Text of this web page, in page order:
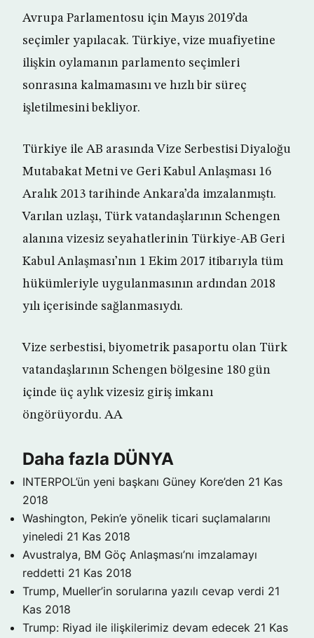
Avrupa Parlamentosu için Mayıs 2019’da
seçimler yapılacak. Türkiye, vize muafiyetine
ilişkin oylamanın parlamento seçimleri
sonrasına kalmamasını ve hızlı bir süreç
işletilmesini bekliyor.
Türkiye ile AB arasında Vize Serbestisi Diyaloğu
Mutabakat Metni ve Geri Kabul Anlaşması 16
Aralık 2013 tarihinde Ankara’da imzalanmıştı.
Varılan uzlaşı, Türk vatandaşlarının Schengen
alanına vizesiz seyahatlerinin Türkiye-AB Geri
Kabul Anlaşması’nın 1 Ekim 2017 itibarıyla tüm
hükümleriyle uygulanmasının ardından 2018
yılı içerisinde sağlanmasıydı.
Vize serbestisi, biyometrik pasaportu olan Türk
vatandaşlarının Schengen bölgesine 180 gün
içinde üç aylık vizesiz giriş imkanı
öngörüyordu. AA
Daha fazla DÜNYA
INTERPOL’ün yeni başkanı Güney Kore’den 21 Kas
2018
Washington, Pekin’e yönelik ticari suçlamalarını
yineledi 21 Kas 2018
Avustralya, BM Göç Anlaşması’nı imzalamayı
reddetti 21 Kas 2018
Trump, Mueller’in sorularına yazılı cevap verdi 21
Kas 2018
Trump: Riyad ile ilişkilerimiz devam edecek 21 Kas